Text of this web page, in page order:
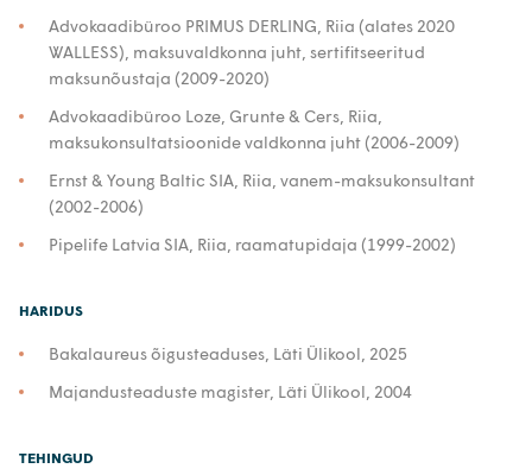
Advokaadibüroo PRIMUS DERLING, Riia (alates 2020
WALLESS), maksuvaldkonna juht, sertifitseeritud
maksunõustaja (2009-2020)
Advokaadibüroo Loze, Grunte & Cers, Riia,
maksukonsultatsioonide valdkonna juht (2006-2009)
Ernst & Young Baltic SIA, Riia, vanem-maksukonsultant
(2002-2006)
Pipelife Latvia SIA, Riia, raamatupidaja (1999-2002)
HARIDUS
Bakalaureus õigusteaduses, Läti Ülikool, 2025
Majandusteaduste magister, Läti Ülikool, 2004
TEHINGUD